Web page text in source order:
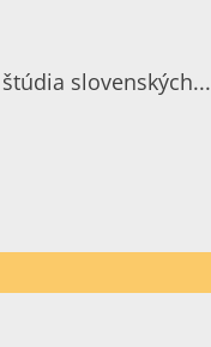
slovenských...